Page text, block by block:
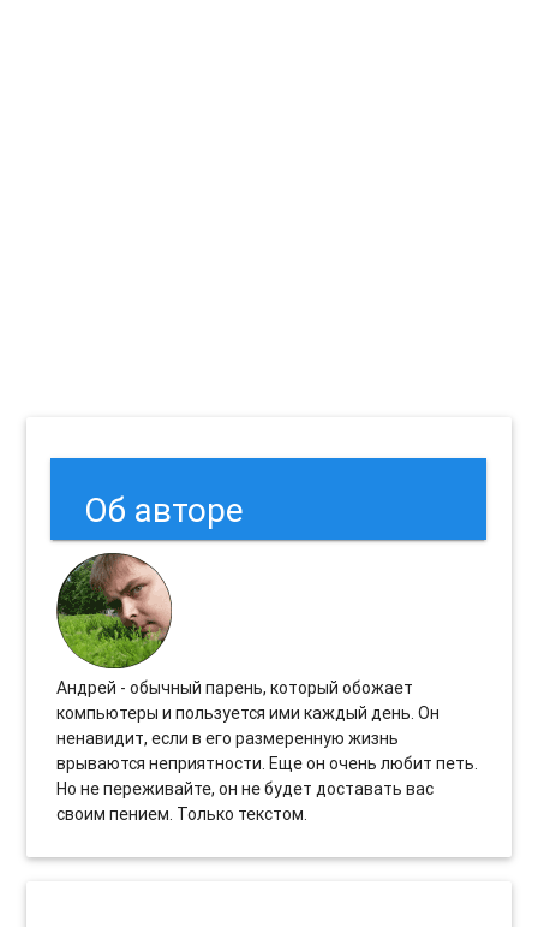
Об авторе
Андрей - обычный парень, который обожает
компьютеры и пользуется ими каждый день. Он
ненавидит, если в его размеренную жизнь
врываются неприятности. Еще он очень любит петь.
Но не переживайте, он не будет доставать вас
своим пением. Только текстом.